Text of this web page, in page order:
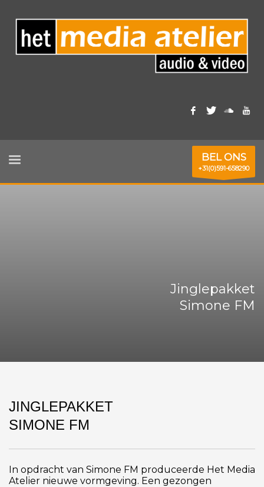
BEL ONS
+31(0)591-658290
Jinglepakket
Simone FM
JINGLEPAKKET
SIMONE FM
In opdracht van Simone FM produceerde Het Media
Atelier nieuwe vormgeving. Een gezongen